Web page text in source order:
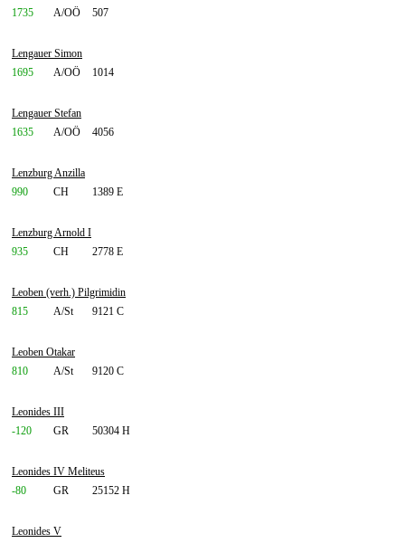
1735 A/OÖ 507
Lengauer Simon
1695
A/OÖ 1014
Lengauer Stefan
1635
A/OÖ 4056
Lenzburg Anzilla
990
CH 1389 E
Lenzburg Arnold I
935
CH 2778 E
Leoben (verh.) Pilgrimidin
815
A/St 9121 C
Leoben Otakar
810
A/St 9120 C
Leonides III
-120
GR 50304 H
Leonides IV Meliteus
-80
GR 25152 H
Leonides V